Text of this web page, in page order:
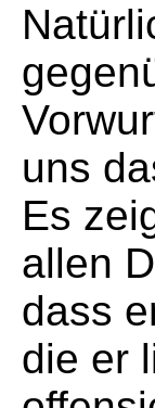
uns
Es
allen
dass
die er